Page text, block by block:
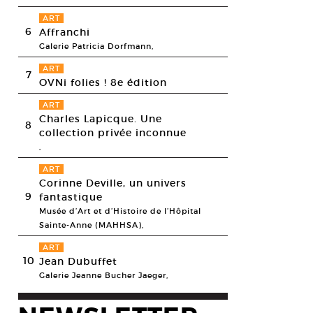
Flandrin,Aphorismes, proverbes et expressions #83
Paul-Louis Flandrin galerie © Francine Flandrin
6
ART
Affranchi
Galerie Patricia Dorfmann,
7 ART
OVNi folies ! 8e édition
8
ART
Charles Lapicque. Une
collection privée inconnue
,
9
ART
Corinne Deville, un univers
fantastique
Musée d’Art et d’Histoire de l’Hôpital
Sainte-Anne (MAHHSA),
10
ART
Jean Dubuffet
Galerie Jeanne Bucher Jaeger,